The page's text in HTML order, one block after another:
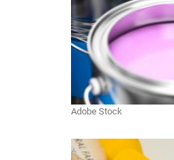
Adobe Stock